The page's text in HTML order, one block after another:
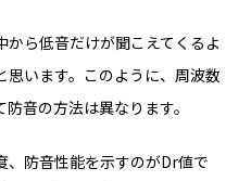
ら低音だけが聞こえてくるよ
思います。このように、周波数
音の方法は異なります。
、防音性能を示すのがDr値で